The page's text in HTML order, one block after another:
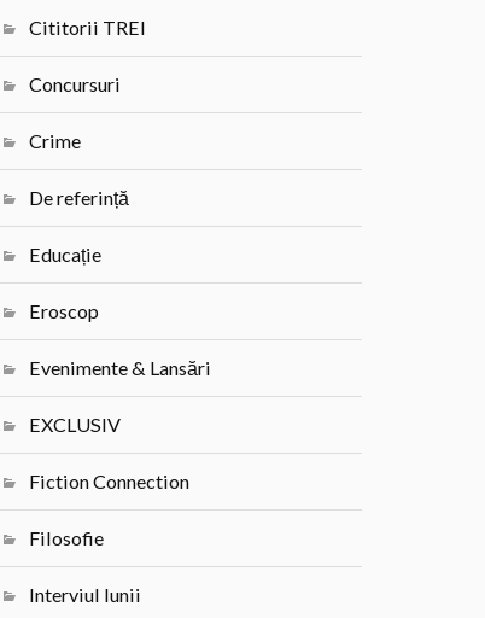
Cititorii TREI
Concursuri
Crime
De referință
Educație
Eroscop
Evenimente & Lansări
EXCLUSIV
Fiction Connection
Filosofie
Interviul lunii